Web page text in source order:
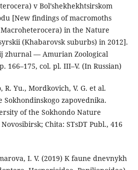
v Bol’shekhekhtsirskom
[New findings of macromoths
in the Nature
(Khabarovsk suburbs) in 2012].
zhurnal — Amurian Zoological
166–175, col. pl. III–V. (In Russian)
R. Yu., Mordkovich, V. G. et al.
Sokhondinskogo zapovednika.
of the Sokhondo Nature
Chita: STsDT Publ., 416
I. V. (2019) K faune dnevnykh